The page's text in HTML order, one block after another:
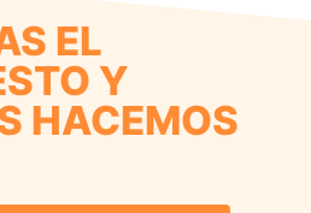
EL
Y
HACEMOS